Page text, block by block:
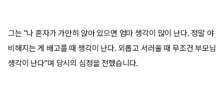
그는 "나 혼자가 가만히 앉아 있으면 엄마 생각이 많이 난다. 정말 야
비해지는 게 배고플 때 생각이 난다. 외롭고 서러울 때 무조건 부모님
생각이 난다"며 당시의 심정을 전했습니다.